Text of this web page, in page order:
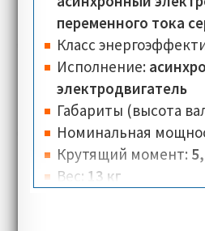
серии, изготовлены
алюминиевого сплава,
них лёгкая и
переменного тока
Класс
Исполнение:
электродвигатель
Габариты (высота
Номинальная
Крутящий момент:
Вес: 13 кг